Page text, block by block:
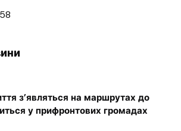
з’являться на маршрутах до
у прифронтових громадах